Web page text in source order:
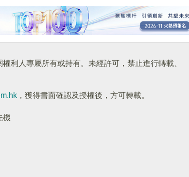
利人專屬所有或持有。未經許可，禁止進行轉載、
，獲得書面確認及授權後，方可轉載。
機